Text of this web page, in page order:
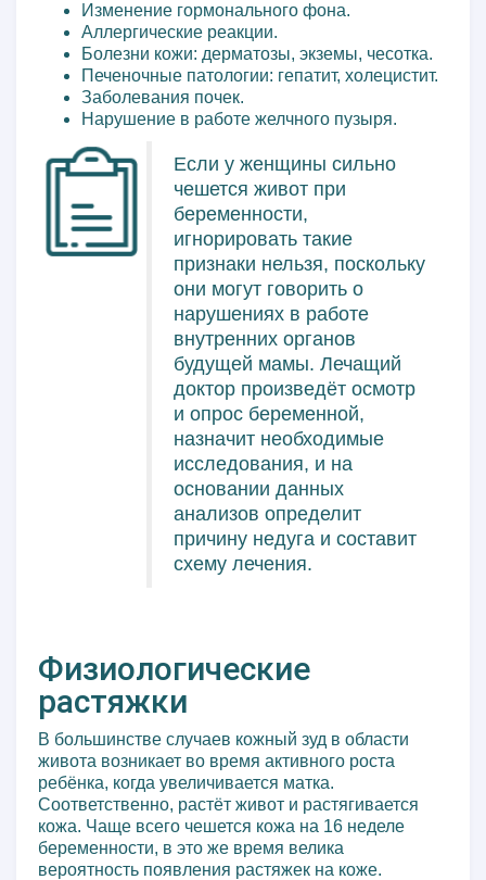
Изменение гормонального фона.
Аллергические реакции.
Болезни кожи: дерматозы, экземы, чесотка.
Печеночные патологии: гепатит, холецистит.
Заболевания почек.
Нарушение в работе желчного пузыря.
Если у женщины сильно
чешется живот при
беременности,
игнорировать такие
признаки нельзя, поскольку
они могут говорить о
нарушениях в работе
внутренних органов
будущей мамы. Лечащий
доктор произведёт осмотр
и опрос беременной,
назначит необходимые
исследования, и на
основании данных
анализов определит
причину недуга и составит
схему лечения.
Физиологические
растяжки
В большинстве случаев кожный зуд в области
живота возникает во время активного роста
ребёнка, когда увеличивается матка.
Соответственно, растёт живот и растягивается
кожа. Чаще всего чешется кожа на 16 неделе
беременности, в это же время велика
вероятность появления растяжек на коже.